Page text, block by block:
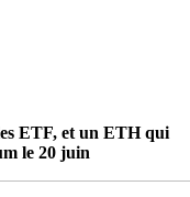
ETF, et un ETH qui
le 20 juin